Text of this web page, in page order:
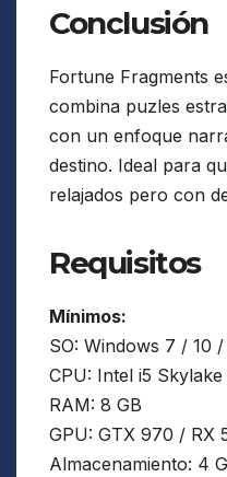
Conclusión
Fortune Fragments
combina puzles
con un enfoque
destino. Ideal para
relajados pero con
Requisitos
Mínimos:
SO: Windows 7 / 10
CPU: Intel i5
RAM: 8 GB
GPU: GTX 970 / RX
Almacenamiento: 4